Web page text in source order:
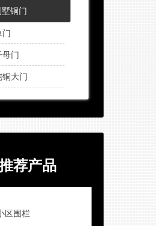
铜门
门
母门
大门
荐产品
区围栏